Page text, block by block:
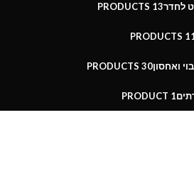
לחדר13 PRODUCTS
119
ואחסון30 PRODUCTS
1 PRODUCT